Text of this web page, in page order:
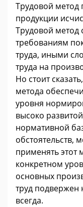
Трудовой метод
продукции
Трудовой метод
требованиям
труда, иными
труда на
Но стоит
метода
уровня
высоко
нормативной
обстоятельств,
применять этот
конкретном
основных
труд
всегда.